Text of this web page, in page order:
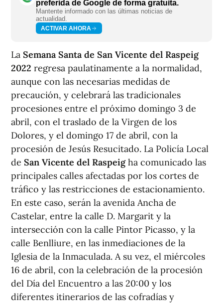
preferida de Google de forma gratuita.
Mantente informado con las últimas noticias de
actualidad.
ACTIVAR AHORA
La Semana Santa de San Vicente del Raspeig
2022 regresa paulatinamente a la normalidad,
aunque con las necesarias medidas de
precaución, y celebrará las tradicionales
procesiones entre el próximo domingo 3 de
abril, con el traslado de la Virgen de los
Dolores, y el domingo 17 de abril, con la
procesión de Jesús Resucitado. La Policía Local
de San Vicente del Raspeigha comunicado las
principales calles afectadas por los cortes de
tráfico y las restricciones de estacionamiento.
En este caso, serán la avenida Ancha de
Castelar, entre la calle D. Margarit y la
intersección con la calle Pintor Picasso, y la
calle Benlliure, en las inmediaciones de la
Iglesia de la Inmaculada. A su vez, el miércoles
16 de abril, con la celebración de la procesión
del Día del Encuentro a las 20:00 y los
diferentes itinerarios de las cofradías y